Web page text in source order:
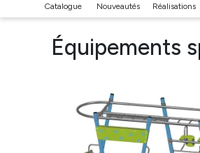
Catalogue Nouveautés Réalisations
Équipements